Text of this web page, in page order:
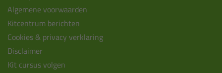
Algemene voorwaarden
Kitcentrum berichten
Cookies & privacy verklaring
Disclaimer
Kit cursus volgen